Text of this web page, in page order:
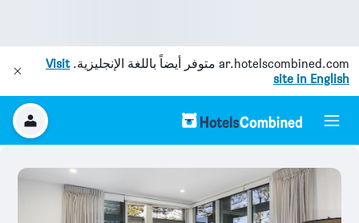
ar.hotelscombined.com متوفر أيضاً باللغة الإنجليزية.Visit
site in English